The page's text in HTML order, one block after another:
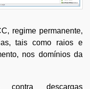
regime permanente,
tais como raios e
nos domínios da
contra descargas